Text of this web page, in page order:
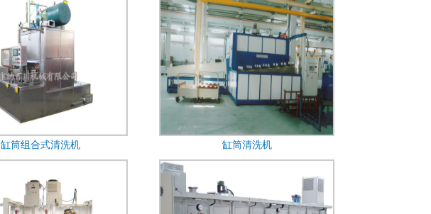
缸筒组合式清洗机 缸筒清洗机